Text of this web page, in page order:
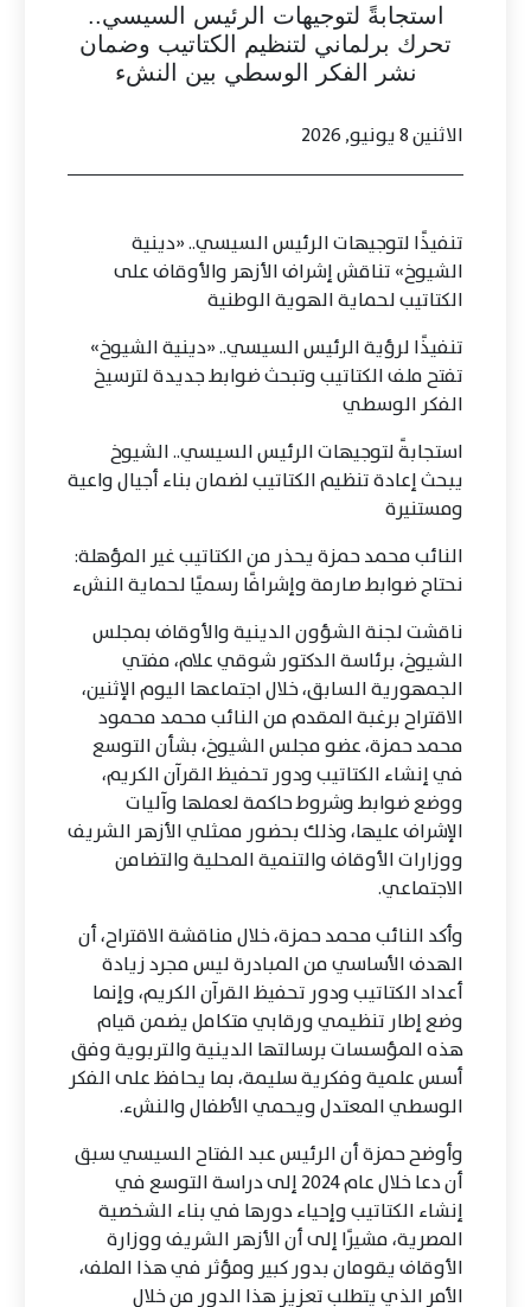
استجابةً لتوجيهات الرئيس السيسي..
تحرك برلماني لتنظيم الكتاتيب وضمان
نشر الفكر الوسطي بين النشء
الاثنين 8 يونيو, 2026
تنفيذًا لتوجيهات الرئيس السيسي.. «دينية
الشيوخ» تناقش إشراف الأزهر والأوقاف على
الكتاتيب لحماية الهوية الوطنية
تنفيذًا لرؤية الرئيس السيسي.. «دينية الشيوخ»
تفتح ملف الكتاتيب وتبحث ضوابط جديدة لترسيخ
الفكر الوسطي
استجابةً لتوجيهات الرئيس السيسي.. الشيوخ
يبحث إعادة تنظيم الكتاتيب لضمان بناء أجيال واعية
ومستنيرة
النائب محمد حمزة يحذر من الكتاتيب غير المؤهلة:
نحتاج ضوابط صارمة وإشرافًا رسميًا لحماية النشء
ناقشت لجنة الشؤون الدينية والأوقاف بمجلس
الشيوخ، برئاسة الدكتور شوقي علام، مفتي
الجمهورية السابق، خلال اجتماعها اليوم الإثنين،
الاقتراح برغبة المقدم من النائب محمد محمود
محمد حمزة، عضو مجلس الشيوخ، بشأن التوسع
في إنشاء الكتاتيب ودور تحفيظ القرآن الكريم،
ووضع ضوابط وشروط حاكمة لعملها وآليات
الإشراف عليها، وذلك بحضور ممثلي الأزهر الشريف
ووزارات الأوقاف والتنمية المحلية والتضامن
الاجتماعي.
وأكد النائب محمد حمزة، خلال مناقشة الاقتراح، أن
الهدف الأساسي من المبادرة ليس مجرد زيادة
أعداد الكتاتيب ودور تحفيظ القرآن الكريم، وإنما
وضع إطار تنظيمي ورقابي متكامل يضمن قيام
هذه المؤسسات برسالتها الدينية والتربوية وفق
أسس علمية وفكرية سليمة، بما يحافظ على الفكر
الوسطي المعتدل ويحمي الأطفال والنشء.
وأوضح حمزة أن الرئيس عبد الفتاح السيسي سبق
أن دعا خلال عام 2024 إلى دراسة التوسع في
إنشاء الكتاتيب وإحياء دورها في بناء الشخصية
المصرية، مشيرًا إلى أن الأزهر الشريف ووزارة
الأوقاف يقومان بدور كبير ومؤثر في هذا الملف،
الأمر الذي يتطلب تعزيز هذا الدور من خلال